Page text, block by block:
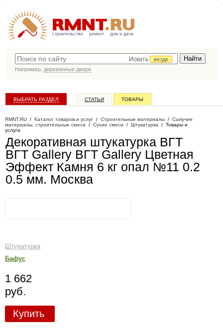
строительство ремонт дом и дача
Искать
везде
Например, деревянные двери
ВЫБРАТЬ РАЗДЕЛ СТАТЬИ ТОВАРЫ
RMNT.RU / Каталог товаров и услуг / Строительные материалы / Сыпучие
материалы, строительные смеси / Сухие смеси / Штукатурка / Товары и
услуги
Декоративная штукатурка ВГТ
ВГТ Gallery ВГТ Gallery Цветная
Эффект Камня 6 кг опал №11 0.2
0.5 мм. Москва
Штукатурка
Бафус
1 662
руб.
Купить